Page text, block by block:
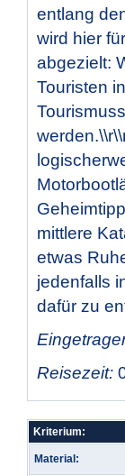
entlang
wird hier
abgezielt:
Touristen
mittlere
etwas
jedenfalls
dafür zu
Reisezeit:
Kriterium:
Material: